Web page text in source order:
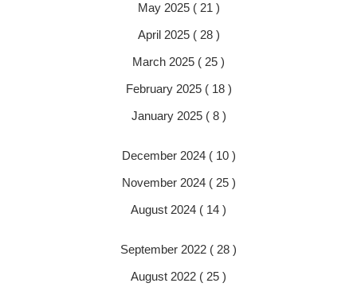
May 2025 ( 21 )
April 2025 ( 28 )
March 2025 ( 25 )
February 2025 ( 18 )
January 2025 ( 8 )
December 2024 ( 10 )
November 2024 ( 25 )
August 2024 ( 14 )
September 2022 ( 28 )
August 2022 ( 25 )